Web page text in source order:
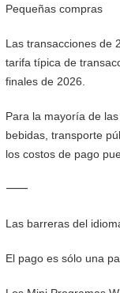
Pequeñas compras
Las transacciones de
tarifa típica de
finales de 2026.
Para la mayoría de
bebidas, transporte
los costos de pago
⸻
Las barreras del
El pago es sólo una